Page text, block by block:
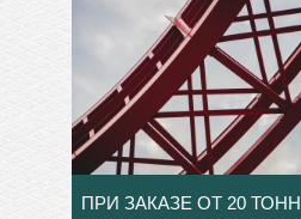
ПРИ ЗАКАЗЕ ОТ 20 ТОНН